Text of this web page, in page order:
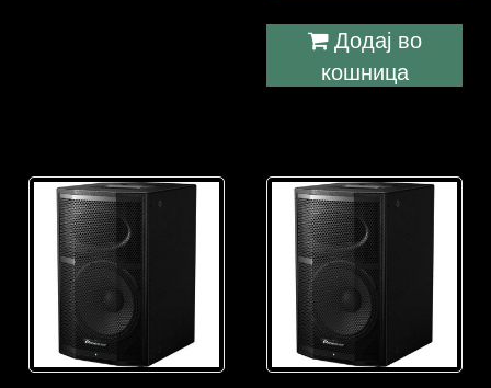
Додај во
кошница